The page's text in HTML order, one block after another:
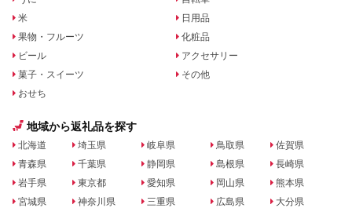
米
果物・フルーツ
ビール
菓子・スイーツ
おせち
日用品
化粧品
アクセサリー
その他
地域から返礼品を探す
北海道
青森県
岩手県
宮城県
埼玉県
千葉県
東京都
神奈川県
岐阜県
静岡県
愛知県
三重県
鳥取県
島根県
岡山県
広島県
佐賀県
長崎県
熊本県
大分県